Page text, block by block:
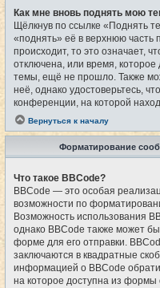
Как мне вновь поднять мою
Щёлкнув по ссылке «Поднять
«поднять» её в верхнюю часть
происходит, то это означает,
отключена, или время,
темы, ещё не прошло. Также
неё, однако удостоверьтесь,
конференции, на которой
Вернуться к началу
Форматирование
Что такое BBCode?
BBCode — это особая
возможности по
Возможность использования
однако BBCode также может
форме для его отправки.
заключаются в квадратные
информацией о BBCode
на которое доступна из